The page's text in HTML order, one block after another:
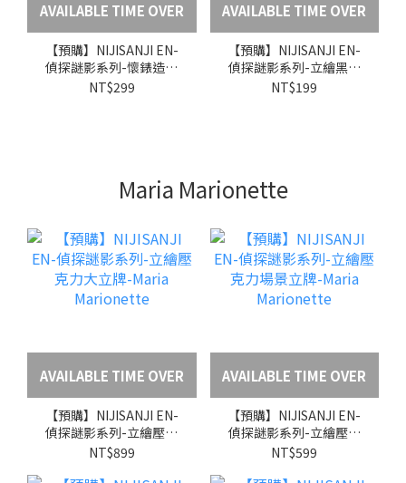
AVAILABLE TIME OVER
【預購】NIJISANJI EN-
偵探謎影系列-懷錶造型
鑰匙圈-Uki Violeta
NT$299
AVAILABLE TIME OVER
【預購】NIJISANJI EN-
偵探謎影系列-立繪黑膠
唱片杯墊-Uki Violeta
NT$199
Maria Marionette
AVAILABLE TIME OVER
【預購】NIJISANJI EN-
偵探謎影系列-立繪壓克
力大立牌-Maria
NT$899
AVAILABLE TIME OVER
【預購】NIJISANJI EN-
偵探謎影系列-立繪壓克
力場景立牌-Maria
NT$599